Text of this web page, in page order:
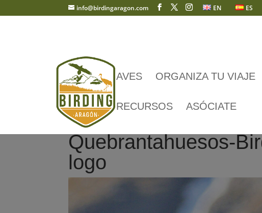
info@birdingaragon.com EN ES
AVES ORGANIZA TU VIAJE
RECURSOS ASÓCIATE
Quebrantahuesos-
logo